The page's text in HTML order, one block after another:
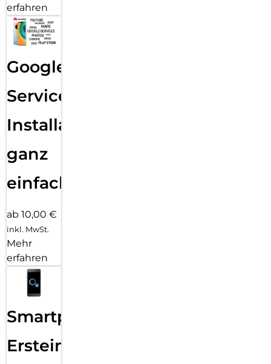
erfahren
Google
Services
Installation
ganz
einfach
ab 10,00 €
inkl. MwSt.
Mehr
erfahren
Smartphone
Ersteinrichtung